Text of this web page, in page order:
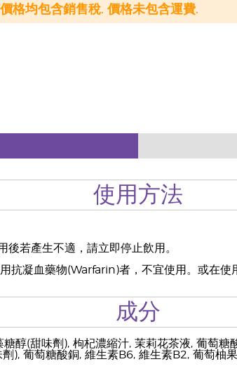
格均包含銷售稅. 價格未包含運費.
使用方法
若產生不適，請立即停止飲用。
抗凝血藥物(Warfarin)者，不宜使用。或在使
成分
醇(甜味劑), 枸杞濃縮汁, 茉莉花茶液, 葡萄
), 葡萄糖酸銅, 維生素B6, 維生素B2, 葡萄柚